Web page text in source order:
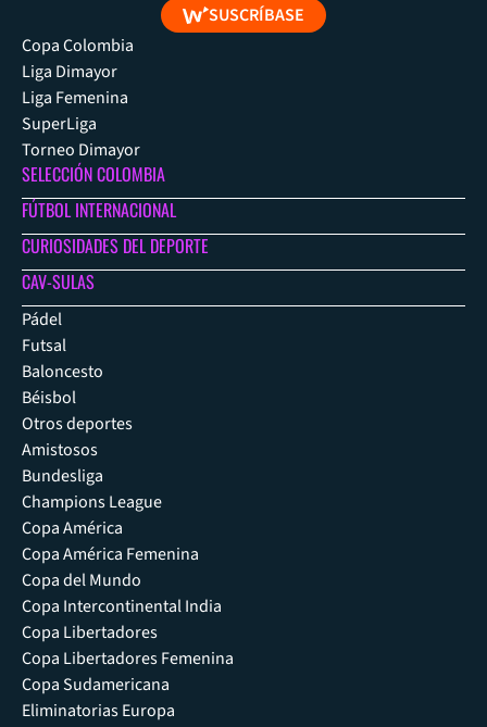
SUSCRÍBASE
Copa Colombia
Liga Dimayor
Liga Femenina
SuperLiga
Torneo Dimayor
SELECCIÓN COLOMBIA
FÚTBOL INTERNACIONAL
CURIOSIDADES DEL DEPORTE
CAV-SULAS
Pádel
Futsal
Baloncesto
Béisbol
Otros deportes
Amistosos
Bundesliga
Champions League
Copa América
Copa América Femenina
Copa del Mundo
Copa Intercontinental India
Copa Libertadores
Copa Libertadores Femenina
Copa Sudamericana
Eliminatorias Europa